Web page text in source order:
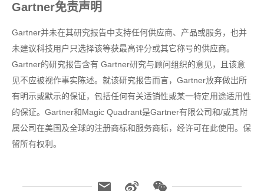
Gartner免责声明
Gartner并未在其研究报告中支持任何供应商、产品或服务，也并
未建议科技用户只选择该等获最高评分或其它称号的供应商。
Gartner的研究报告含有 Gartner研究与顾问组织的意见，且该意
见不应被视作事实陈述。就该研究报告而言，Gartner放弃做出所
有明示或默示的保证，包括任何有关适销性或某一特定用途适用性
的保证。Gartner和Magic Quadrant是Gartner有限公司和/或其附
属公司在美国及全球的注册商标和服务商标，经许可在此使用。保
留所有权利。